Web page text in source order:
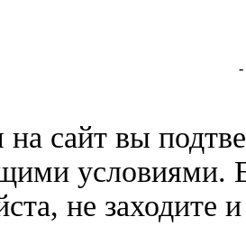
-
на сайт вы
условиями.
не заходите